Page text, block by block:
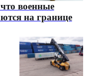
военные
на границе